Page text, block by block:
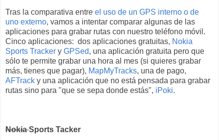
Tras la comparativa entre el uso de un GPS interno o de
uno externo, vamos a intentar comparar algunas de las
aplicaciones para grabar rutas con nuestro teléfono móvil.
Cinco aplicaciones: dos aplicaciones gratuitas, Nokia
Sports Tracker y GPSed, una aplicación gratuita pero que
sólo te permite grabar una hora al mes (si quieres grabar
más, tienes que pagar), MapMyTracks, una de pago,
AFTrack y una aplicación que no está pensada para grabar
rutas sino para "que se sepa donde estás", iPoki.
NokiaSports Tacker